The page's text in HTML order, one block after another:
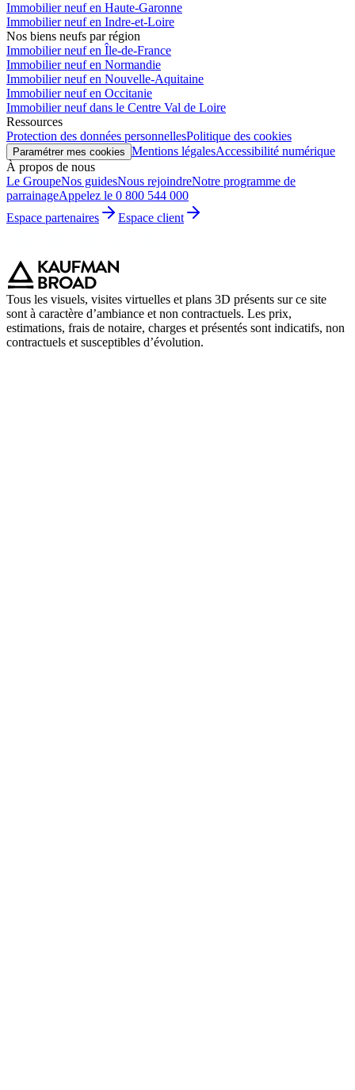
Immobilier neuf en Haute-Garonne
Immobilier neuf en Indre-et-Loire
Nos biens neufs par région
Immobilier neuf en Île-de-France
Immobilier neuf en Normandie
Immobilier neuf en Nouvelle-Aquitaine
Immobilier neuf en Occitanie
Immobilier neuf dans le Centre Val de Loire
Ressources
Protection des données personnellesPolitique des cookies
Paramétrer mes cookies Mentions légalesAccessibilité numérique
À propos de nous
Le GroupeNos guidesNous rejoindreNotre programme de
parrainageAppelez le 0 800 544 000
Espace partenaires
Espace client
Tous les visuels, visites virtuelles et plans 3D présents sur ce site
sont à caractère d’ambiance et non contractuels. Les prix,
estimations, frais de notaire, charges et présentés sont indicatifs, non
contractuels et susceptibles d’évolution.